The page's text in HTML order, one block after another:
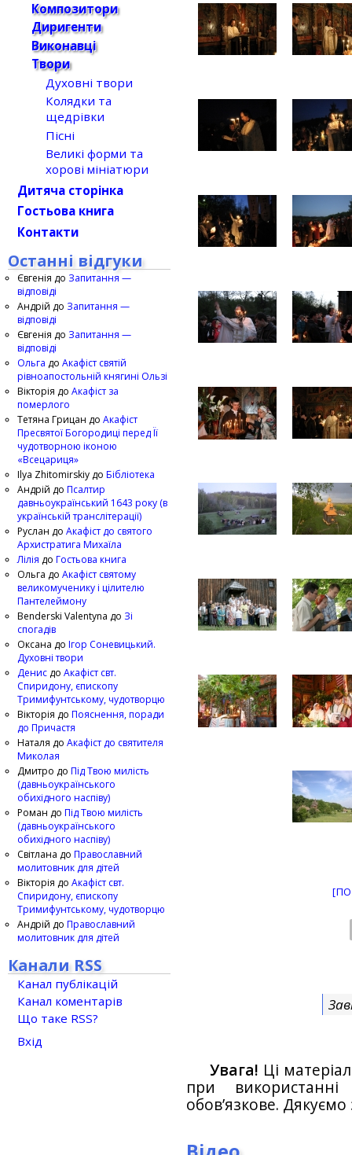
Увага! Ці
при
обов’язкове.
Композитори
Диригенти
Виконавці
Твори
Духовні твори
Колядки та
щедрівки
Пісні
Великі форми та
хорові мініатюри
Дитяча сторінка
Гостьова книга
Контакти
Останні відгуки
Євгенія до Запитання —
відповіді
Андрій до Запитання —
відповіді
Євгенія до Запитання —
відповіді
Ольга до Акафіст святій
рівноапостольній княгині Ользі
Вікторія до Акафіст за
померлого
Тетяна Грицан до Акафіст
Пресвятої Богородиці перед Її
чудотворною іконою
«Всецариця»
Ilya Zhitomirskiy до Бібліотека
Андрій до Псалтир
давньоукраїнський 1643 року (в
українській транслітерації)
Руслан до Акафіст до святого
Архистратига Михаїла
Лілія до Гостьова книга
Ольга до Акафіст святому
великомученику і цілителю
Пантелеймону
Benderski Valentyna до Зі
спогадів
Оксана до Ігор Соневицький.
Духовні твори
Денис до Акафіст свт.
Спиридону, єпископу
Тримифунтському, чудотворцю
Вікторія до Пояснення, поради
до Причастя
Наталя до Акафіст до святителя
Миколая
Дмитро до Під Твою милість
(давньоукраїнського
обихідного наспіву)
Роман до Під Твою милість
(давньоукраїнського
обихідного наспіву)
Світлана до Православний
молитовник для дітей
Вікторія до Акафіст свт.
Спиридону, єпископу
Тримифунтському, чудотворцю
Андрій до Православний
молитовник для дітей
Канали RSS
Канал публікацій
Канал коментарів
Що таке RSS?
Вхід